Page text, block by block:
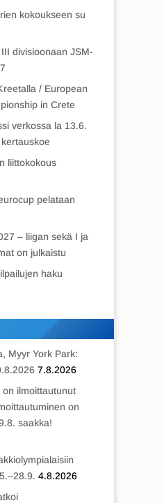
kokoukseen su
divisioonaan JSM-
/ European
in Crete
verkossa la 13.6.
liittokokous
pelataan
– liigan sekä I ja
on julkaistu
haku
Myyr York Park:
7.8.2026
ilmoittautunut
on
saakka!
4.8.2026